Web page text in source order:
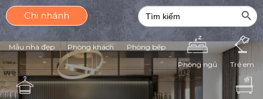
Chi nhánh
Search
for:
Search
Mẫu nhà đẹp Phòng khách
Phòng bếp
Phòng ngủ
Trẻ em